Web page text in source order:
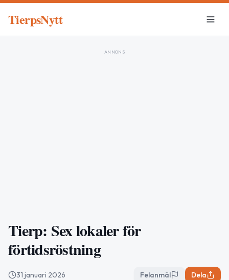
TierpsNytt
ANNONS
Tierp: Sex lokaler för
förtidsröstning
31 januari 2026 Felanmäl Dela